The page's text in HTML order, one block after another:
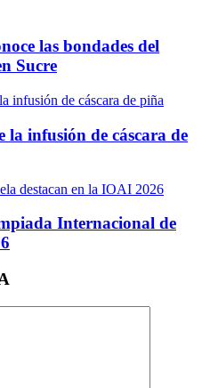
las bondades del
Sucre
la infusión de cáscara de
Internacional de